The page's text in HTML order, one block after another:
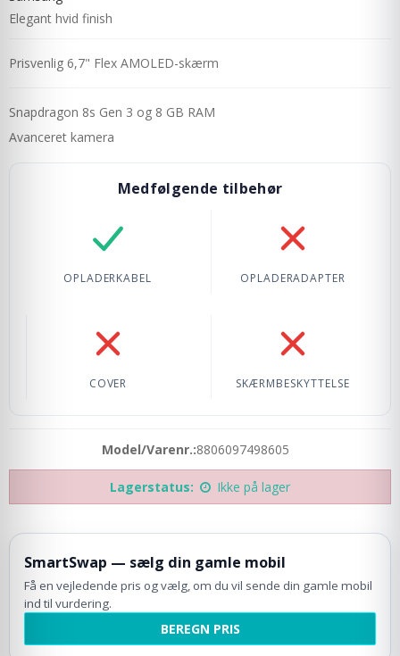
Elegant hvid finish
Prisvenlig 6,7" Flex AMOLED-skærm
Snapdragon 8s Gen 3 og 8 GB RAM
Avanceret kamera
Medfølgende tilbehør
OPLADERKABEL OPLADERADAPTER
COVER SKÆRMBESKYTTELSE
Model/Varenr.:8806097498605
Lagerstatus: Ikke på lager
SmartSwap — sælg din gamle mobil
Få en vejledende pris og vælg, om du vil sende din gamle mobil
ind til vurdering.
BEREGN PRIS